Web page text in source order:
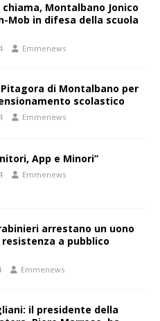
chiama, Montalbano Jonico
Mob in difesa della scuola
Emmenews
di Montalbano per
scolastico
Emmenews
App e Minori”
Emmenews
arrestano un uono
a pubblico
Emmenews
il presidente della